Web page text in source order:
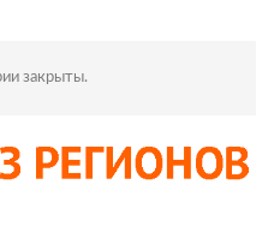
закрыты.